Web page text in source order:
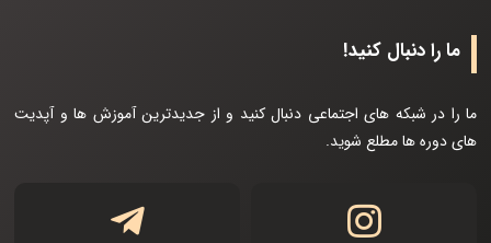
ما را دنبال کنید!
ما را در شبکه های اجتماعی دنبال کنید و از جدیدترین آموزش ها و آپدیت
های دوره ها مطلع شوید.